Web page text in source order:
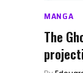
MANGA
The